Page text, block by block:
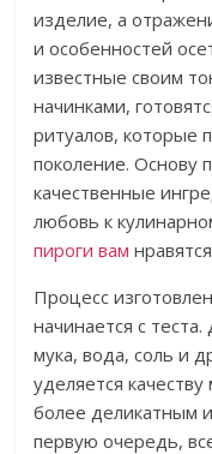
изделие, а
и особенностей
известные своим
начинками,
ритуалов, которые
поколение. Основу
качественные
любовь к
пироги вам
Процесс
начинается с
мука, вода, соль и
уделяется
более деликатным
первую очередь,